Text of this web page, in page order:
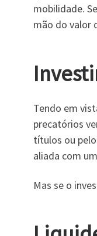
mobilidade.
mão do valor
Tendo em
precatórios
títulos ou
aliada com
Mas se o